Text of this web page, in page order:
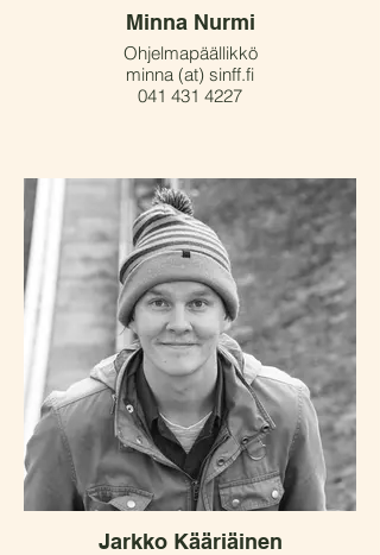
Minna Nurmi
Ohjelmapäällikkö
minna (at) sinff.fi
041 431 4227
Jarkko Kääriäinen